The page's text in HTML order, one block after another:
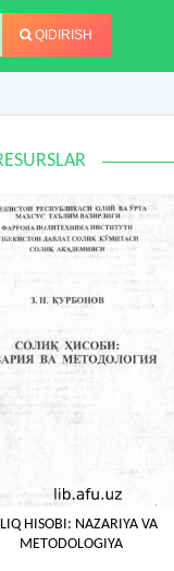
QIDIRISH
HISOBI: NAZARIYA VA
METODOLOGIYA